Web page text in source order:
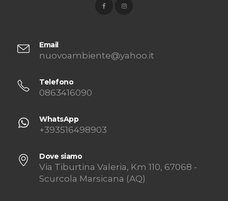
Email
nuovoambiente@yahoo.it
Telefono
0863416090
WhatsApp
+393516498903
Dove siamo
Via Tiburtina Valeria, Km 110, 67068 -
Scurcola Marsicana (AQ)